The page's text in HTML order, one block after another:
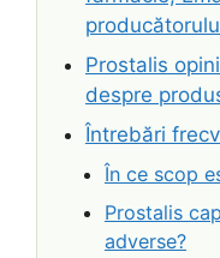
Prostalis
despre
Întrebări
În ce scop
Prostalis
adverse?